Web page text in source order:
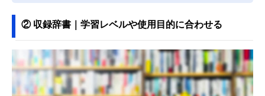
② 収録辞書｜学習レベルや使用目的に合わせる